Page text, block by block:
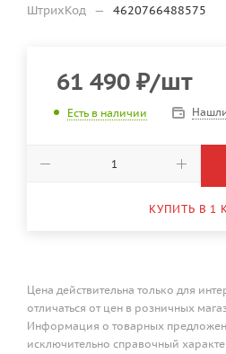
ШтрихКод — 4620766488575
61 490 ₽/шт
Есть в наличии
КУПИТЬ В 1
Цена действительна только для
отличаться от цен в розничных
Информация о товарных
исключительно справочный